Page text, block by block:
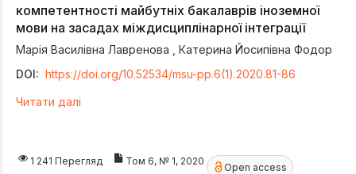
компетентності майбутніх бакалаврів іноземної
мови на засадах міждисциплінарної інтеграції
Марія Василівна Лавренова
Катерина Йосипівна Фодор
DOI: https://doi.org/10.52534/msu-pp.6(1).2020.81-86
Читати далі
1 241 Перегляд Том 6, № 1, 2020 Open access